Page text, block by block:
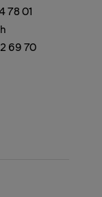
78 01
69 70